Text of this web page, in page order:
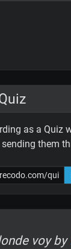
as a Quiz
them
voy by